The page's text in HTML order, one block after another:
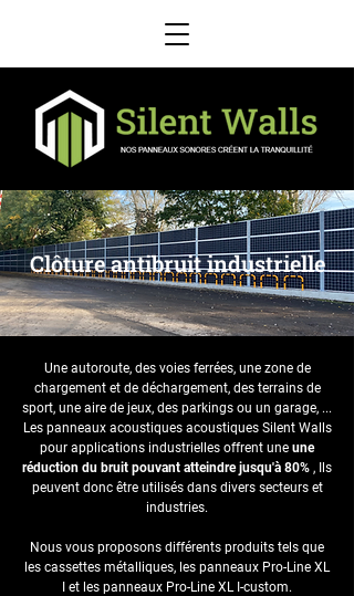
Clôture antibruit industrielle
Une autoroute, des voies ferrées, une zone de
chargement et de déchargement, des terrains de
sport, une aire de jeux, des parkings ou un garage, ...
Les panneaux acoustiques acoustiques Silent Walls
pour applications industrielles offrent une une
réduction du bruit pouvant atteindre jusqu'à 80% , Ils
peuvent donc être utilisés dans divers secteurs et
industries.
Nous vous proposons différents produits tels que
les cassettes métalliques, les panneaux Pro-Line XL
I et les panneaux Pro-Line XL I-custom.